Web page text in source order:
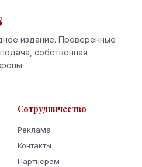
издание. Проверенные
собственная
Сотрудничество
Реклама
Контакты
Партнёрам